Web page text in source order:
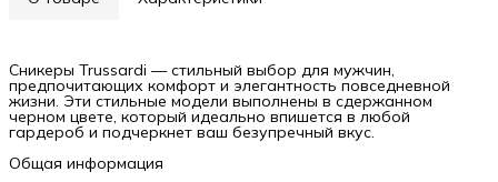
Сникеры Trussardi — стильный выбор для мужчин,
предпочитающих комфорт и элегантность повседневной
жизни. Эти стильные модели выполнены в сдержанном
черном цвете, который идеально впишется в любой
гардероб и подчеркнет ваш безупречный вкус.
Общая информация